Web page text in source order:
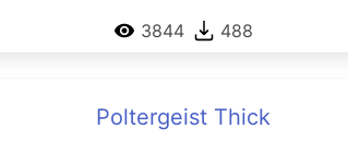
3844 488
Poltergeist Thick